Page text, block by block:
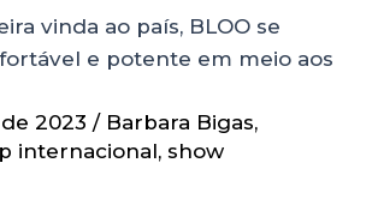
vinda ao país, BLOO se
e potente em meio aos
2023 / Barbara Bigas,
internacional, show